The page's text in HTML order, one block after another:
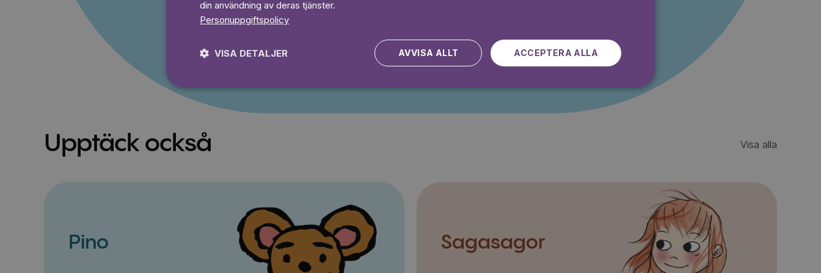
Kampanjen gäller nya kunder fram till och med 2026-08-24
Upptäck också Visa alla
Pino Sagasagor
din användning av deras tjänster.
Personuppgiftspolicy
ACCEPTERA ALLA
AVVISA ALLT
VISA DETALJER